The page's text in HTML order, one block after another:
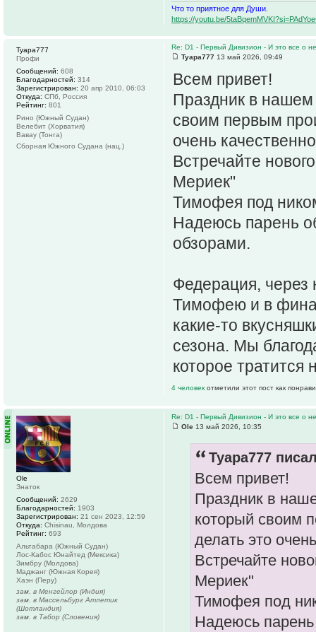
Что то приятное для Души.
https://youtu.be/
Re: D1 - Первый Дивизион - И это все о
Tyapa777 13 май 2026, 09:49
Всем привет!
Праздник в нашем
своим первым
очень
Встречайте
Мериек"
Тимофея под
Надеюсь парень
обзорами.
Федерация, через
Тимофею и в
какие-то
сезона. Мы
которое тратится
4 человекотметили этот пост как
Tyapa777
Профи
Сообщений: 608
Благодарностей: 314
Зарегистрирован: 20 апр 2010, 06:03
Откуда: СПб, Россия
Рейтинг: 801
Рино (Южный Судан)
Велебит (Хорватия)
Вавау (Тонга)
Сборная Южного Судана (нац.)
Re: D1 - Первый Дивизион - И это все о
Ole 13 май 2026, 10:35
Tyapa777
Всем привет!
Праздник в
который своим
делать это
Встречайте
Мериек"
Тимофея под
Надеюсь парень
Ole
Знаток
Сообщений: 2629
Благодарностей: 1903
Зарегистрирован: 21 сен 2023, 12:59
Откуда: Chisinau, Молдова
Рейтинг: 693
Альтабара (Южный Судан)
Лос-Кабос Юнайтед (Мексика)
Зимбру (Молдова)
Маджанг (Южная Корея)
Хаэн (Перу)
зам. в Менгейлор (Индия)
зам. в Массельбург Атлетик
(Шотландия)
зам. в Табор (Словения)